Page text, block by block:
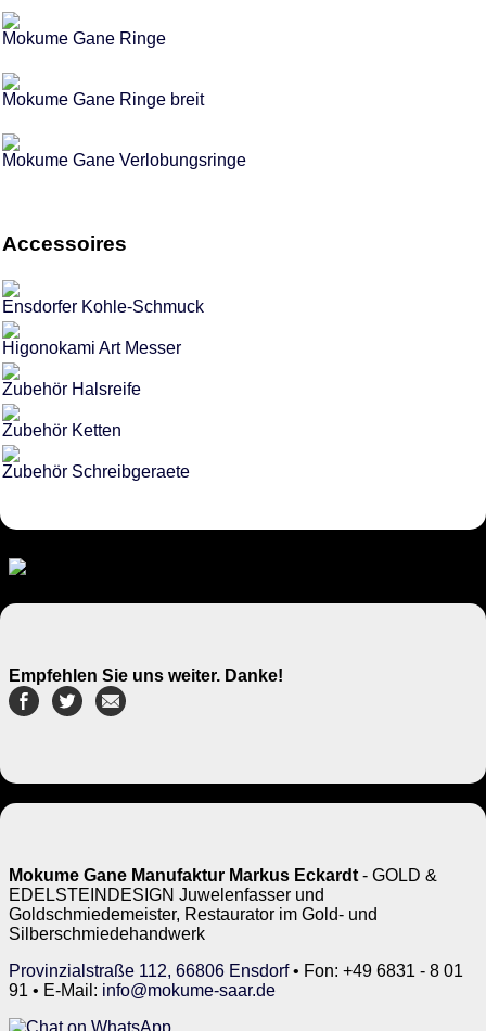
Mokume Gane Ringe
Mokume Gane Ringe breit
Mokume Gane Verlobungsringe
Accessoires
Ensdorfer Kohle-Schmuck
Higonokami Art Messer
Zubehör Halsreife
Zubehör Ketten
Zubehör Schreibgeraete
Empfehlen Sie uns weiter. Danke!
Mokume Gane Manufaktur Markus Eckardt - GOLD &
EDELSTEINDESIGN Juwelenfasser und
Goldschmiedemeister, Restaurator im Gold- und
Silberschmiedehandwerk
Provinzialstraße 112, 66806 Ensdorf• Fon: +49 6831 - 8 01
91 • E-Mail: info@mokume-saar.de